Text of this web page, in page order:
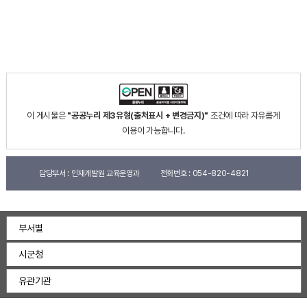
이 게시물은 "공공누리 제3유형(출처표시 + 변경금지)" 조건에 따라 자유롭게
이용이 가능합니다.
담당부서 : 인재개발원 교육운영과 전화번호 : 054-820-4821
부서별
시군청
유관기관